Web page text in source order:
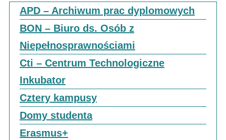
APD – Archiwum prac dyplomowych
BON – Biuro ds. Osób z
Niepełnosprawnościami
Cti – Centrum Technologiczne
Inkubator
Cztery kampusy
Domy studenta
Erasmus+